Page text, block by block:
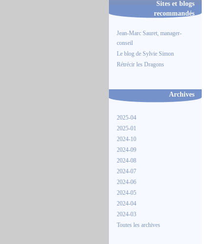
Sites et blogs
recommandés
Jean-Marc Sauret, manager-
conseil
Le blog de Sylvie Simon
Rétrécir les Dragons
Archives
2025-04
2025-01
2024-10
2024-09
2024-08
2024-07
2024-06
2024-05
2024-04
2024-03
Toutes les archives